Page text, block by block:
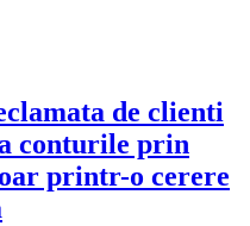
de clienti
conturile prin
printr-o cerere